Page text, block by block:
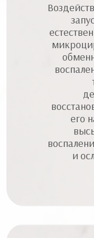
его
и